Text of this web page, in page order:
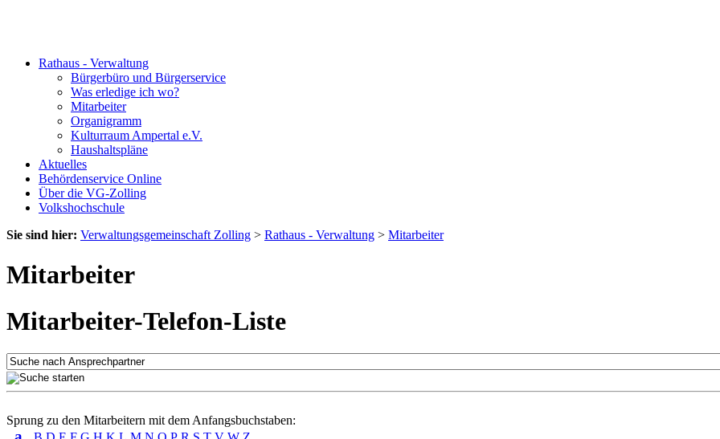
Rathaus - Verwaltung
Bürgerbüro und Bürgerservice
Was erledige ich wo?
Mitarbeiter
Organigramm
Kulturraum Ampertal e.V.
Haushaltspläne
Aktuelles
Behördenservice Online
Über die VG-Zolling
Volkshochschule
Sie sind hier: Verwaltungsgemeinschaft Zolling > Rathaus - Verwaltung > Mitarbeiter
Mitarbeiter
Mitarbeiter-Telefon-Liste
Sprung zu den Mitarbeitern mit dem Anfangsbuchstaben: